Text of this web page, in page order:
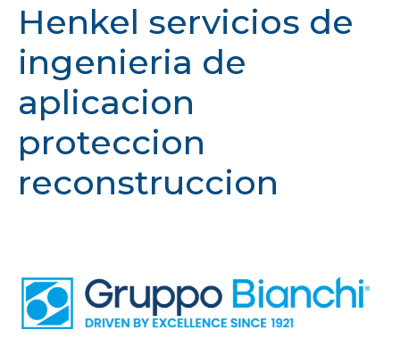
Henkel servicios de
ingenieria de
aplicacion
proteccion
reconstruccion